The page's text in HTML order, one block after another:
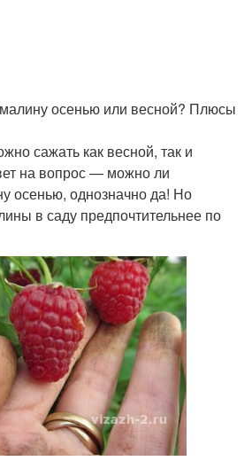
осенью или весной? Плюсы
сажать как весной, так и
на вопрос — можно ли
осенью, однозначно да! Но
в саду предпочтительнее по